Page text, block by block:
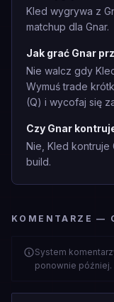
Kled wygrywa z
matchup dla Gnar.
Jak grać Gnar
Nie walcz gdy
Wymuś trade
(Q) i wycofaj się
Czy Gnar
Nie, Kled kontruje
build.
KOMENTARZE —
System
ponownie później.